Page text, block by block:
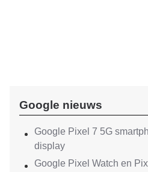
Google nieuws
Google Pixel 7 5G
display
Google Pixel Watch en